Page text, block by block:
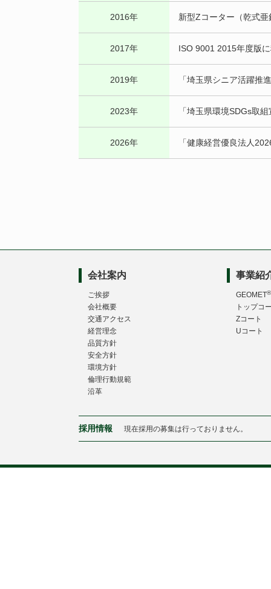
2016年 新型Zコーター（乾式
2017年 ISO 9001 2015年度版
2019年 「埼玉県シニア活躍推
2023年 「埼玉県環境SDGs取
2026年 「健康経営優良法人
会社案内
ご挨拶
会社概要
交通アクセス
経営理念
品質方針
安全方針
環境方針
倫理行動規範
沿革
事業紹
GEOMET®
トップコ
Zコート
Uコート
採用情報 現在採用の募集は行っておりません。